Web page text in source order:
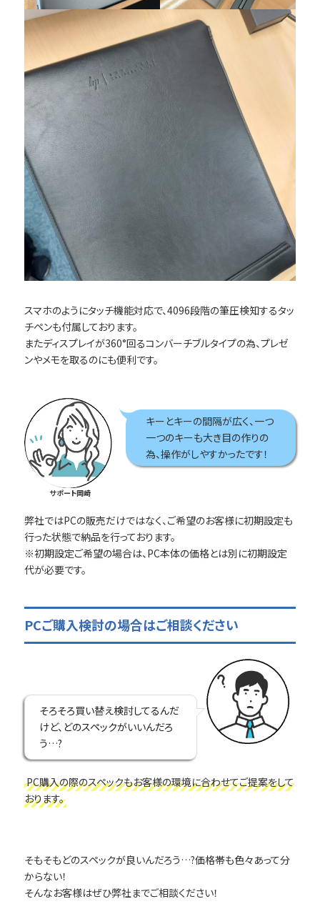
スマホのようにタッチ機能対応で、4096段階の筆圧検知するタッ
チペンも付属しております。
またディスプレイが360°回るコンバーチブルタイプの為、プレゼ
ンやメモを取るのにも便利です。
サポート岡崎
キーとキーの間隔が広く、一つ
一つのキーも大き目の作りの
為、操作がしやすかったです！
弊社ではPCの販売だけではなく、ご希望のお客様に初期設定も
行った状態で納品を行っております。
※初期設定ご希望の場合は、PC本体の価格とは別に初期設定
代が必要です。
PCご購入検討の場合はご相談ください
そろそろ買い替え検討してるんだ
けど、どのスペックがいいんだろ
う…?
PC購入の際のスペックもお客様の環境に合わせてご提案をして
おります。
そもそもどのスペックが良いんだろう…?価格帯も色々あって分
からない！
そんなお客様はぜひ弊社までご相談ください！